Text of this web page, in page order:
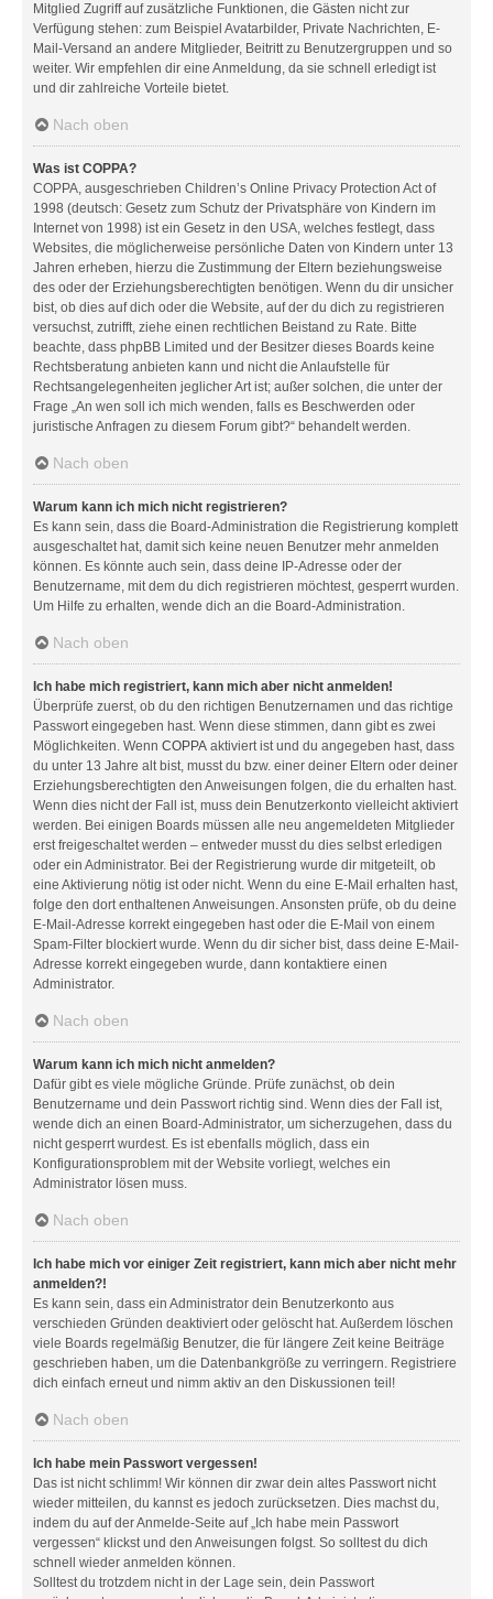
Mitglied Zugriff auf zusätzliche Funktionen, die Gästen nicht zur
Verfügung stehen: zum Beispiel Avatarbilder, Private Nachrichten, E-
Mail-Versand an andere Mitglieder, Beitritt zu Benutzergruppen und so
weiter. Wir empfehlen dir eine Anmeldung, da sie schnell erledigt ist
und dir zahlreiche Vorteile bietet.
Nach oben
Was ist COPPA?
COPPA, ausgeschrieben Children’s Online Privacy Protection Act of
1998 (deutsch: Gesetz zum Schutz der Privatsphäre von Kindern im
Internet von 1998) ist ein Gesetz in den USA, welches festlegt, dass
Websites, die möglicherweise persönliche Daten von Kindern unter 13
Jahren erheben, hierzu die Zustimmung der Eltern beziehungsweise
des oder der Erziehungsberechtigten benötigen. Wenn du dir unsicher
bist, ob dies auf dich oder die Website, auf der du dich zu registrieren
versuchst, zutrifft, ziehe einen rechtlichen Beistand zu Rate. Bitte
beachte, dass phpBB Limited und der Besitzer dieses Boards keine
Rechtsberatung anbieten kann und nicht die Anlaufstelle für
Rechtsangelegenheiten jeglicher Art ist; außer solchen, die unter der
Frage „An wen soll ich mich wenden, falls es Beschwerden oder
juristische Anfragen zu diesem Forum gibt?“ behandelt werden.
Nach oben
Warum kann ich mich nicht registrieren?
Es kann sein, dass die Board-Administration die Registrierung komplett
ausgeschaltet hat, damit sich keine neuen Benutzer mehr anmelden
können. Es könnte auch sein, dass deine IP-Adresse oder der
Benutzername, mit dem du dich registrieren möchtest, gesperrt wurden.
Um Hilfe zu erhalten, wende dich an die Board-Administration.
Nach oben
Ich habe mich registriert, kann mich aber nicht anmelden!
Überprüfe zuerst, ob du den richtigen Benutzernamen und das richtige
Passwort eingegeben hast. Wenn diese stimmen, dann gibt es zwei
Möglichkeiten. Wenn COPPA aktiviert ist und du angegeben hast, dass
du unter 13 Jahre alt bist, musst du bzw. einer deiner Eltern oder deiner
Erziehungsberechtigten den Anweisungen folgen, die du erhalten hast.
Wenn dies nicht der Fall ist, muss dein Benutzerkonto vielleicht aktiviert
werden. Bei einigen Boards müssen alle neu angemeldeten Mitglieder
erst freigeschaltet werden – entweder musst du dies selbst erledigen
oder ein Administrator. Bei der Registrierung wurde dir mitgeteilt, ob
eine Aktivierung nötig ist oder nicht. Wenn du eine E-Mail erhalten hast,
folge den dort enthaltenen Anweisungen. Ansonsten prüfe, ob du deine
E-Mail-Adresse korrekt eingegeben hast oder die E-Mail von einem
Spam-Filter blockiert wurde. Wenn du dir sicher bist, dass deine E-Mail-
Adresse korrekt eingegeben wurde, dann kontaktiere einen
Administrator.
Nach oben
Warum kann ich mich nicht anmelden?
Dafür gibt es viele mögliche Gründe. Prüfe zunächst, ob dein
Benutzername und dein Passwort richtig sind. Wenn dies der Fall ist,
wende dich an einen Board-Administrator, um sicherzugehen, dass du
nicht gesperrt wurdest. Es ist ebenfalls möglich, dass ein
Konfigurationsproblem mit der Website vorliegt, welches ein
Administrator lösen muss.
Nach oben
Ich habe mich vor einiger Zeit registriert, kann mich aber nicht mehr
anmelden?!
Es kann sein, dass ein Administrator dein Benutzerkonto aus
verschieden Gründen deaktiviert oder gelöscht hat. Außerdem löschen
viele Boards regelmäßig Benutzer, die für längere Zeit keine Beiträge
geschrieben haben, um die Datenbankgröße zu verringern. Registriere
dich einfach erneut und nimm aktiv an den Diskussionen teil!
Nach oben
Ich habe mein Passwort vergessen!
Das ist nicht schlimm! Wir können dir zwar dein altes Passwort nicht
wieder mitteilen, du kannst es jedoch zurücksetzen. Dies machst du,
indem du auf der Anmelde-Seite auf „Ich habe mein Passwort
vergessen“ klickst und den Anweisungen folgst. So solltest du dich
schnell wieder anmelden können.
Solltest du trotzdem nicht in der Lage sein, dein Passwort